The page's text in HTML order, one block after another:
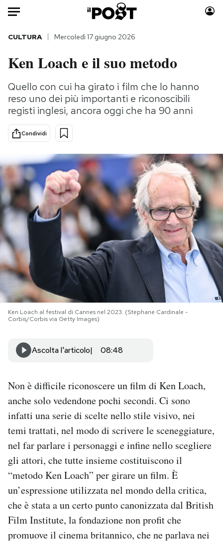
Auto
HOME
Mondo
Politica
Tecnologia
Internet
Scienza
Cultura
Economia
Sport
Moda
Libri
Consumismi
Media
Europa
Altrecose
Mondiali calcio 2026
PODCAST
NEWSLETTER
I MIEI PREFERITI
SHOP
AREA PERSONALE
Area Personale
Newsletter
Notifiche mobile
Regala il Post
Hai bisogno di aiuto?
Esci
CULTURA Mercoledì 17 giugno 2026
Ken Loach e il suo metodo
Quello con cui ha girato i film che lo hanno
reso uno dei più importanti e riconoscibili
registi inglesi, ancora oggi che ha 90 anni
Condividi
Ken Loach al festival di Cannes nel 2023. (Stephane Cardinale -
Corbis/Corbis via Getty Images)
Ascolta l'articolo 08:48
Non è difficile riconoscere un film di Ken Loach,
anche solo vedendone pochi secondi. Ci sono
infatti una serie di scelte nello stile visivo, nei
temi trattati, nel modo di scrivere le sceneggiature,
nel far parlare i personaggi e infine nello scegliere
gli attori, che tutte insieme costituiscono il
“metodo Ken Loach” per girare un film. È
un’espressione utilizzata nel mondo della critica,
che è stata a un certo punto canonizzata dal British
Film Institute, la fondazione non profit che
promuove il cinema britannico, che ne parlava nei